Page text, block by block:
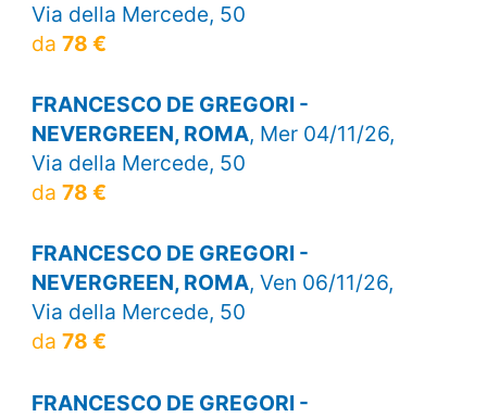
Via della Mercede, 50
da 78 €
FRANCESCO DE GREGORI -
NEVERGREEN, ROMA, Mer 04/11/26,
Via della Mercede, 50
da 78 €
FRANCESCO DE GREGORI -
NEVERGREEN, ROMA, Ven 06/11/26,
Via della Mercede, 50
da 78 €
FRANCESCO DE GREGORI -